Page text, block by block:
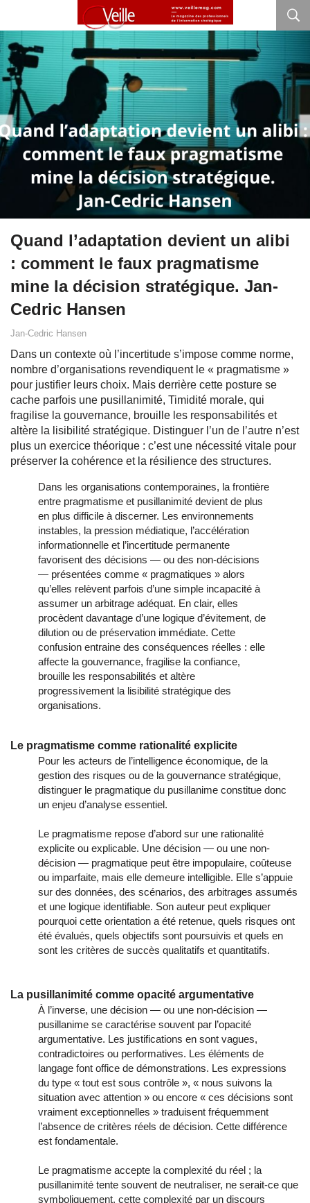
Quand l’adaptation devient un alibi
: comment le faux pragmatisme
mine la décision stratégique. Jan-
Cedric Hansen
Jan-Cedric Hansen
Dans un contexte où l’incertitude s’impose comme norme,
nombre d’organisations revendiquent le « pragmatisme »
pour justifier leurs choix. Mais derrière cette posture se
cache parfois une pusillanimité, Timidité morale, qui
fragilise la gouvernance, brouille les responsabilités et
altère la lisibilité stratégique. Distinguer l’un de l’autre n’est
plus un exercice théorique : c’est une nécessité vitale pour
préserver la cohérence et la résilience des structures.
Dans les organisations contemporaines, la frontière
entre pragmatisme et pusillanimité devient de plus
en plus difficile à discerner. Les environnements
instables, la pression médiatique, l’accélération
informationnelle et l’incertitude permanente
favorisent des décisions — ou des non-décisions
— présentées comme « pragmatiques » alors
qu’elles relèvent parfois d’une simple incapacité à
assumer un arbitrage adéquat. En clair, elles
procèdent davantage d’une logique d’évitement, de
dilution ou de préservation immédiate. Cette
confusion entraine des conséquences réelles : elle
affecte la gouvernance, fragilise la confiance,
brouille les responsabilités et altère
progressivement la lisibilité stratégique des
organisations.
Le pragmatisme comme rationalité explicite
Pour les acteurs de l’intelligence économique, de la
gestion des risques ou de la gouvernance stratégique,
distinguer le pragmatique du pusillanime constitue donc
un enjeu d’analyse essentiel.
Le pragmatisme repose d’abord sur une rationalité
explicite ou explicable. Une décision — ou une non-
décision — pragmatique peut être impopulaire, coûteuse
ou imparfaite, mais elle demeure intelligible. Elle s’appuie
sur des données, des scénarios, des arbitrages assumés
et une logique identifiable. Son auteur peut expliquer
pourquoi cette orientation a été retenue, quels risques ont
été évalués, quels objectifs sont poursuivis et quels en
sont les critères de succès qualitatifs et quantitatifs.
La pusillanimité comme opacité argumentative
À l’inverse, une décision — ou une non-décision —
pusillanime se caractérise souvent par l’opacité
argumentative. Les justifications en sont vagues,
contradictoires ou performatives. Les éléments de
langage font office de démonstrations. Les expressions
du type « tout est sous contrôle », « nous suivons la
situation avec attention » ou encore « ces décisions sont
vraiment exceptionnelles » traduisent fréquemment
l’absence de critères réels de décision. Cette différence
est fondamentale.
Le pragmatisme accepte la complexité du réel ; la
pusillanimité tente souvent de neutraliser, ne serait-ce que
symboliquement, cette complexité par un discours